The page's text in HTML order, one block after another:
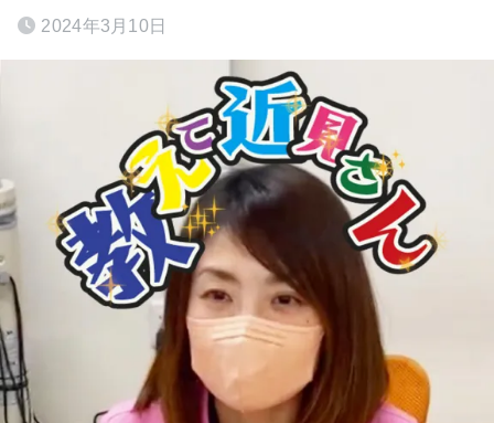
2024年3月10日